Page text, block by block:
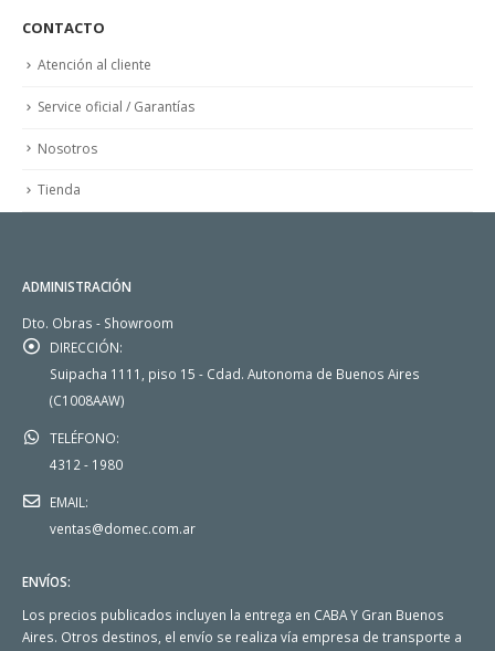
CONTACTO
Atención al cliente
Service oficial / Garantías
Nosotros
Tienda
ADMINISTRACIÓN
Dto. Obras - Showroom
DIRECCIÓN:
Suipacha 1111, piso 15 - Cdad. Autonoma de Buenos Aires
(C1008AAW)
TELÉFONO:
4312 - 1980
EMAIL:
ventas@domec.com.ar
ENVÍOS:
Los precios publicados incluyen la entrega en CABA Y Gran Buenos
Aires. Otros destinos, el envío se realiza vía empresa de transporte a